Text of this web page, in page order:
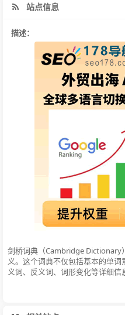
站点信息
描述：
剑桥词典（Cambridge Dictionary
义。这个词典不仅包括基本的单
义词、反义词、词形变化等详细信